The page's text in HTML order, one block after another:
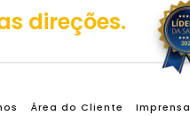
Área do Cliente Imprensa